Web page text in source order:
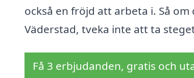
också en fröjd att arbeta i. Så
Väderstad, tveka inte att ta
Få 3 erbjudanden, gratis och